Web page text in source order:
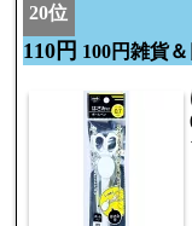
20位
110円 100円雑貨